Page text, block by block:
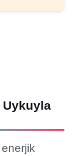
Uykuyla